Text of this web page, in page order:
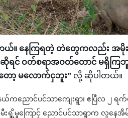
တယ်။ နေကြရတဲ့ တဲတွေကလည်း အမို
င် ဝတ်စရာအဝတ်တောင် မရှိကြဘူ
ာ့ မလောက်ငှဘူး” လို့ ဆိုပါတယ်။
ကညောင်ပင်သာကျေးရွာ၊ ဧပြီလ ၂ ရ
းရှို့မှုကြောင့် ညောင်ပင်သာရွာက လူနေအိ